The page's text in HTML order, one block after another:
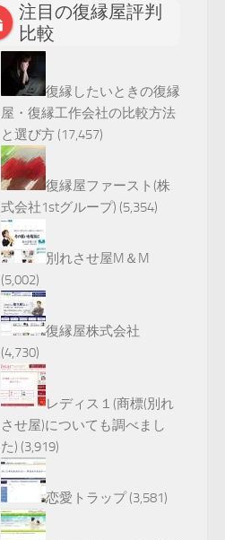
注目の復縁屋評判
比較
復縁したいときの復縁
屋・復縁工作会社の比較方法
と選び方 (17,457)
復縁屋ファースト(株
式会社1stグループ) (5,354)
別れさせ屋M＆M
(5,002)
復縁屋株式会社
(4,730)
レディス１(商標(別れ
させ屋)についても調べまし
た) (3,919)
恋愛トラップ (3,581)